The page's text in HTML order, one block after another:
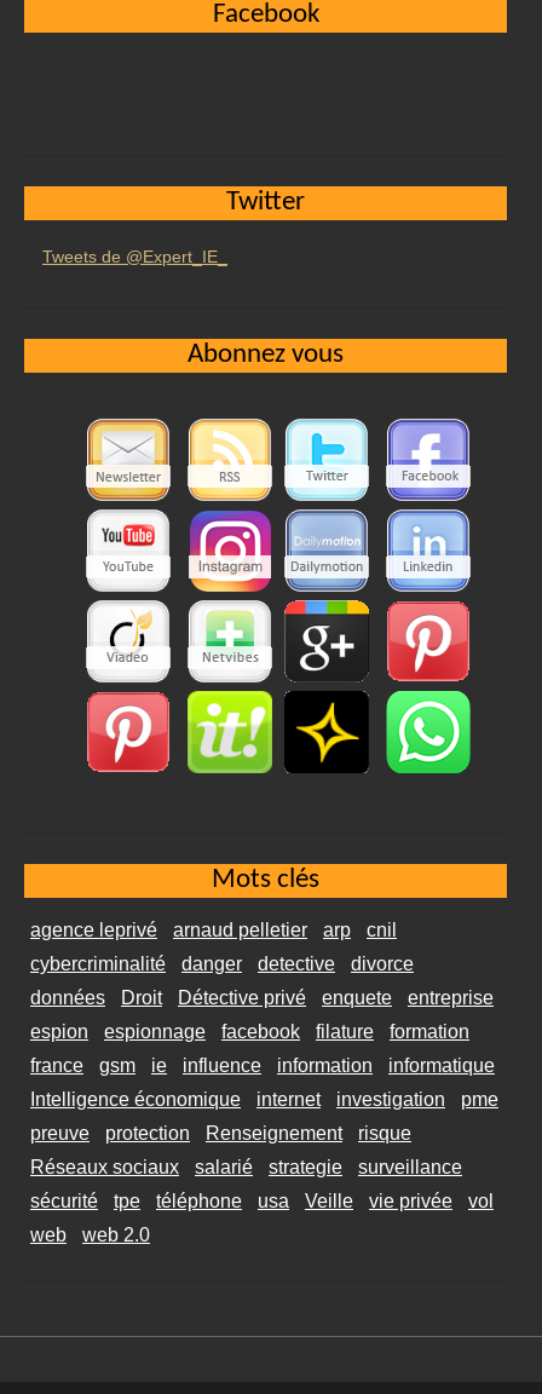
Facebook
Twitter
Tweets de @Expert_IE_
Abonnez vous
Mots clés
agence leprivé arnaud pelletier arp
cnil
cybercriminalité
danger detective
divorce
données
Droit Détective privé enquete
entreprise
espion
espionnage facebook filature
formation
france
gsm ie influence information
informatique
Intelligence économique
internet investigation
pme
preuve
protection Renseignement
risque
Réseaux sociaux
salarié strategie
surveillance
sécurité
tpe téléphone usa Veille vie privée
vol
web
web 2.0